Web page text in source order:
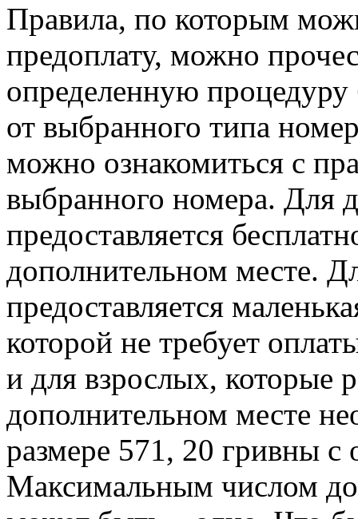
Правила, по которым
предоплату, можно
определенную процедуру
от выбранного типа
можно ознакомиться с
выбранного номера. Для
предоставляется
дополнительном месте.
предоставляется
которой не требует
и для взрослых, которые
дополнительном месте
размере 571, 20 гривны с
Максимальным числом